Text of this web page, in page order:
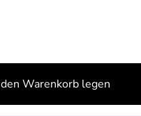
Warenkorb legen